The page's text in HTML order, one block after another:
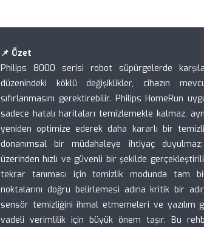
📌 Özet
Philips 8000 serisi robot süpürgelerde
düzenindeki köklü değişiklikler, cihazın
sıfırlanmasını gerektirebilir. Philips HomeRun
sadece hatalı haritaları temizlemekle kalmaz,
yeniden optimize ederek daha kararlı bir
donanımsal bir müdahaleye ihtiyaç
üzerinden hızlı ve güvenli bir şekilde
tekrar tanıması için temizlik modunda tam
noktalarını doğru belirlemesi adına kritik bir
sensör temizliğini ihmal etmemeleri ve yazılım
vadeli verimlilik için büyük önem taşır. Bu